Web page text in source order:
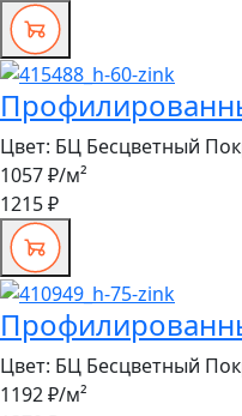
Цвет: БЦ Бесцветный
1057 ₽/м²
1215 ₽
Цвет: БЦ Бесцветный
1192 ₽/м²